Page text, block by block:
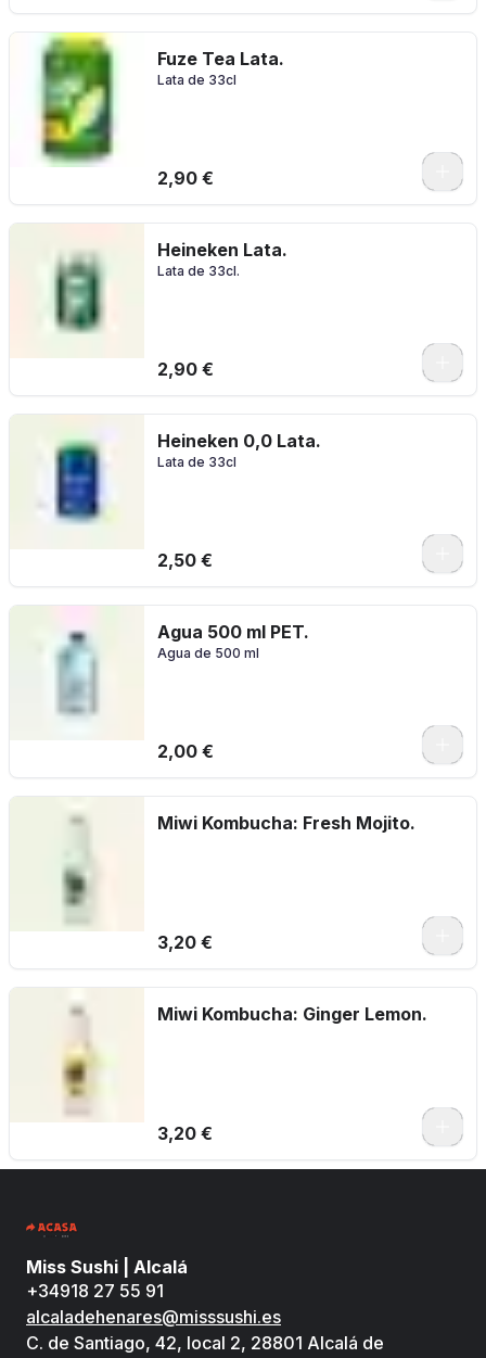
Fuze Tea Lata.
Lata de 33cl
2,90 €
Heineken Lata.
Lata de 33cl.
2,90 €
Heineken 0,0 Lata.
Lata de 33cl
2,50 €
Agua 500 ml PET.
Agua de 500 ml
2,00 €
Miwi Kombucha: Fresh Mojito.
3,20 €
Miwi Kombucha: Ginger Lemon.
3,20 €
Miss Sushi | Alcalá
+34918 27 55 91
alcaladehenares@misssushi.es
C. de Santiago, 42, local 2, 28801 Alcalá de